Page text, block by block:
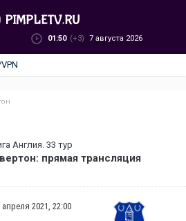
01:50 (+3) 7 августа 2026
Англия. 33 тур
прямая трансляция
апреля 2021, 22:00